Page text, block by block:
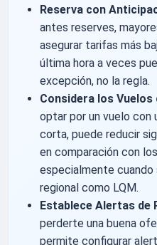
Reserva con
antes reserves,
asegurar tarifas más
última hora a veces
excepción, no la regla.
Considera los Vuelos
optar por un vuelo con
corta, puede reducir
en comparación con
especialmente cuando
regional como LQM.
Establece Alertas de
perderte una buena
permite configurar